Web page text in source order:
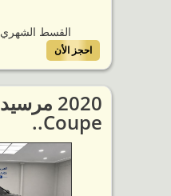
القسط الشهري
احجز الأن
Coupe..